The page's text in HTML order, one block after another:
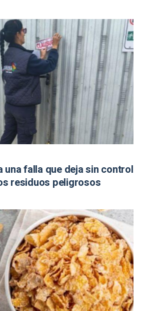
una falla que deja sin control
residuos peligrosos